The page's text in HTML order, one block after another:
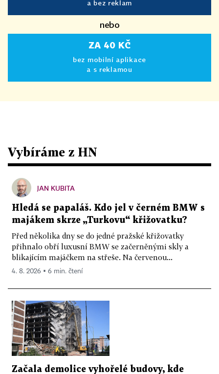
a bez reklam
nebo
ZA 40 KČ
bez mobilní aplikace
a s reklamou
Vybíráme z HN
JAN KUBITA
Hledá se papaláš. Kdo jel v černém BMW s
majákem skrze „Turkovu“ křižovatku?
Před několika dny se do jedné pražské křižovatky
přihnalo obří luxusní BMW se začerněnými skly a
blikajícím majáčkem na střeše. Na červenou...
4. 8. 2026 ▪ 6 min. čtení
Začala demolice vyhořelé budovy, kde